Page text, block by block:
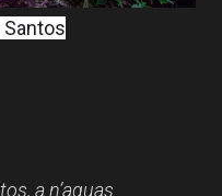
Santos
a n’aguas.